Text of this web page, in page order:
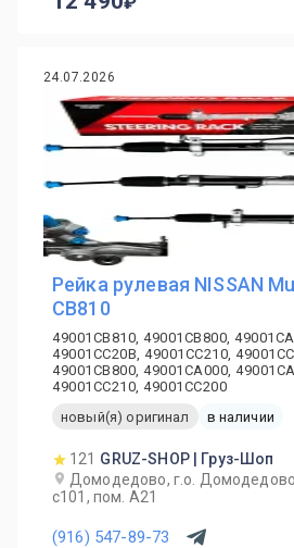
24.07.2026
Рейка рулевая NISSAN
CB810
49001CB810, 49001CB800,
49001CC20B, 49001CC210,
49001CB800, 49001CA000,
49001CC210, 49001CC200
новый(я) оригинал
в наличии
121 GRUZ-SHOP | Груз-Шоп
Домодедово, г.о.
с101, пом. А21
(916) 547-89-73